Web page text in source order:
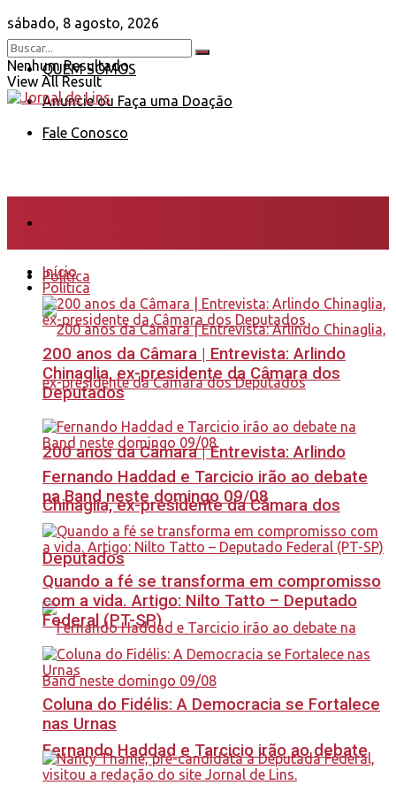
sábado, 8 agosto, 2026
QUEM SOMOS
Anuncie ou Faça uma Doação
Fale Conosco
Nenhum Resultado
View All Result
Política
200 anos da Câmara | Entrevista: Arlindo
Chinaglia, ex-presidente da Câmara dos
Deputados
Fernando Haddad e Tarcicio irão ao debate
Início
Política
200 anos da Câmara | Entrevista: Arlindo
Chinaglia, ex-presidente da Câmara dos
Deputados
Fernando Haddad e Tarcicio irão ao debate
na Band neste domingo 09/08
Quando a fé se transforma em compromisso
com a vida. Artigo: Nilto Tatto – Deputado
Federal (PT-SP)
Coluna do Fidélis: A Democracia se Fortalece
nas Urnas